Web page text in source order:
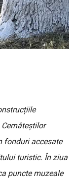
fonduri accesate
turistic. În ziua
puncte muzeale